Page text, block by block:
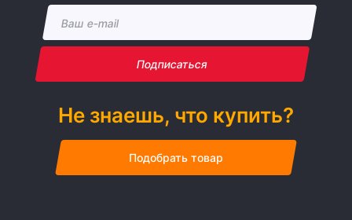
Подписаться
Не знаешь, что купить?
Подобрать товар